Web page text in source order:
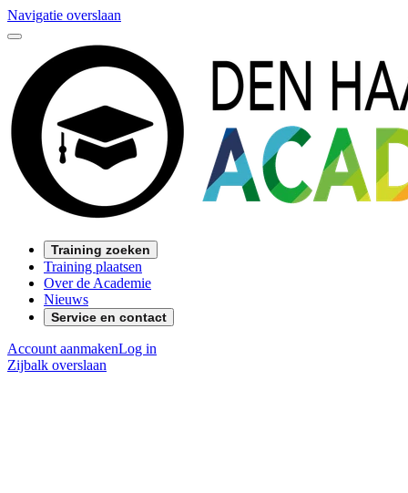
Navigatie overslaan
Training zoeken
Training plaatsen
Over de Academie
Nieuws
Service en contact
Account aanmakenLog in
Zijbalk overslaan